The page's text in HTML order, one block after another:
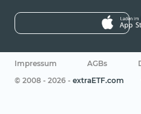
Impressum AGBs
© 2008 - 2026 - extraETF.com